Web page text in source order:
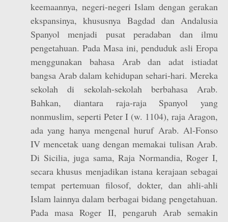
keemaannya, negeri-negeri Islam dengan gerakan
ekspansinya, khususnya Bagdad dan Andalusia
Spanyol menjadi pusat peradaban dan ilmu
pengetahuan. Pada Masa ini, penduduk asli Eropa
menggunakan bahasa Arab dan adat istiadat
bangsa Arab dalam kehidupan sehari-hari. Mereka
sekolah di sekolah-sekolah berbahasa Arab.
Bahkan, diantara raja-raja Spanyol yang
nonmuslim, seperti Peter I (w. 1104), raja Aragon,
ada yang hanya mengenal huruf Arab. Al-Fonso
IV mencetak uang dengan memakai tulisan Arab.
Di Sicilia, juga sama, Raja Normandia, Roger I,
secara khusus menjadikan istana kerajaan sebagai
tempat pertemuan filosof, dokter, dan ahli-ahli
Islam lainnya dalam berbagai bidang pengetahuan.
Pada masa Roger II, pengaruh Arab semakin